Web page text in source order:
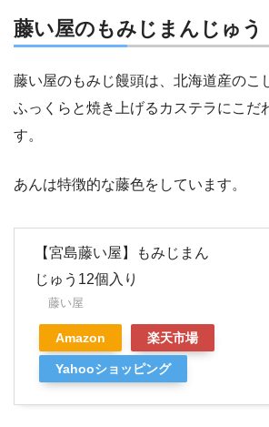
藤い屋のもみじまんじゅう
藤い屋のもみじ饅頭は、北海道産のこ
ふっくらと焼き上げるカステラにこだ
す。
あんは特徴的な藤色をしています。
【宮島藤い屋】もみじまん
じゅう12個入り
藤い屋
Amazon 楽天市場
Yahooショッピング